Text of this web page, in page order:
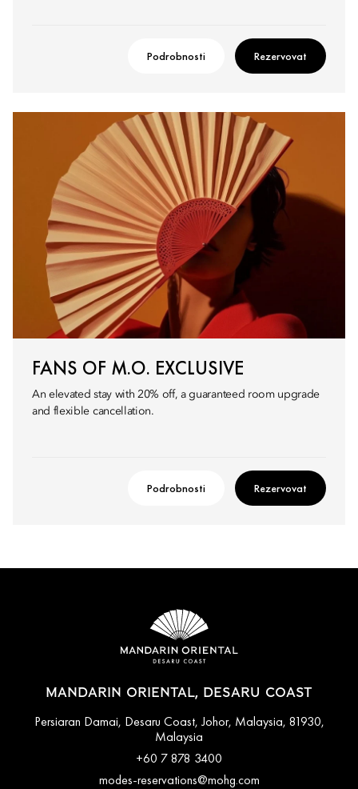
Podrobnosti Rezervovat
FANS OF M.O. EXCLUSIVE
An elevated stay with 20% off, a guaranteed room upgrade
and flexible cancellation.
Podrobnosti Rezervovat
MANDARIN ORIENTAL, DESARU COAST
Persiaran Damai, Desaru Coast, Johor, Malaysia, 81930,
Malaysia
+60 7 878 3400
modes-reservations@mohg.com